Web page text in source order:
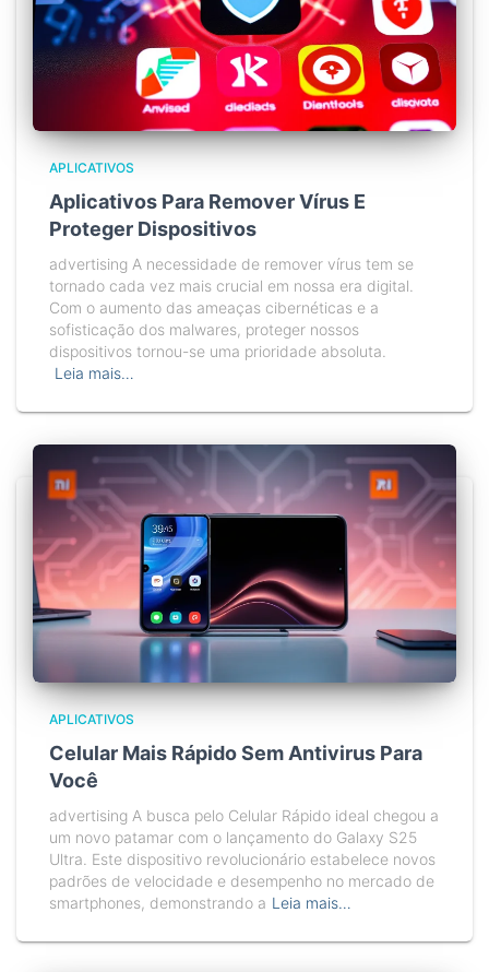
APLICATIVOS
Aplicativos Para Remover Vírus E
Proteger Dispositivos
advertising A necessidade de remover vírus tem se
tornado cada vez mais crucial em nossa era digital.
Com o aumento das ameaças cibernéticas e a
sofisticação dos malwares, proteger nossos
dispositivos tornou-se uma prioridade absoluta.
Leia mais…
APLICATIVOS
Celular Mais Rápido Sem Antivirus Para
Você
advertising A busca pelo Celular Rápido ideal chegou a
um novo patamar com o lançamento do Galaxy S25
Ultra. Este dispositivo revolucionário estabelece novos
padrões de velocidade e desempenho no mercado de
smartphones, demonstrando a Leia mais…